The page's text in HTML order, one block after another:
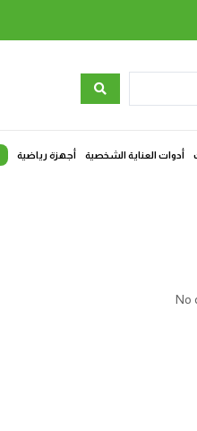
أدوات العناية الشخصية أجهزة رياضية
No